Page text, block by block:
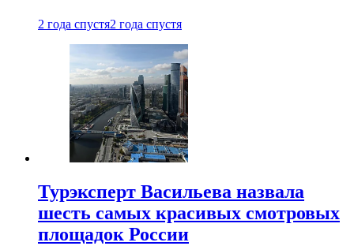
2 года спустя2 года спустя
Турэксперт Васильева назвала
шесть самых красивых смотровых
площадок России